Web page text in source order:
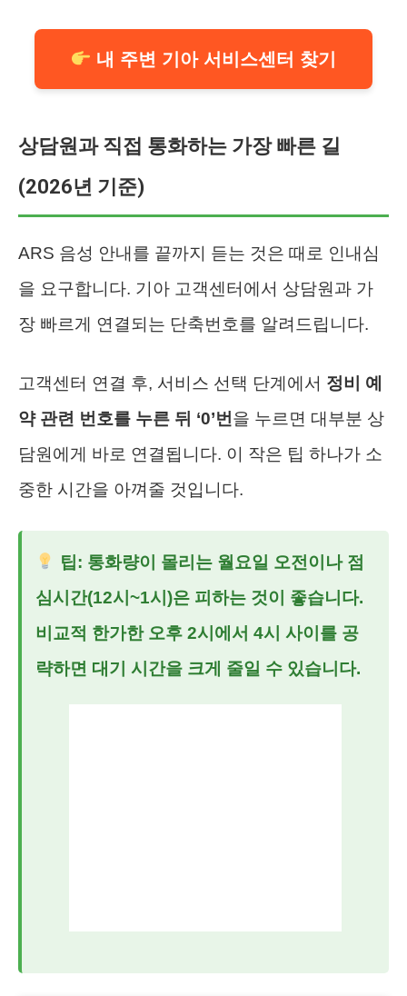
내 주변 기아 서비스센터 찾기
상담원과 직접 통화하는 가장 빠른 길
(2026년 기준)
ARS 음성 안내를 끝까지 듣는 것은 때로 인내심
을 요구합니다. 기아 고객센터에서 상담원과 가
장 빠르게 연결되는 단축번호를 알려드립니다.
고객센터 연결 후, 서비스 선택 단계에서 정비 예
약 관련 번호를 누른 뒤 ‘0’번 을 누르면 대부분 상
담원에게 바로 연결됩니다. 이 작은 팁 하나가 소
중한 시간을 아껴줄 것입니다.
팁: 통화량이 몰리는 월요일 오전이나 점
심시간(12시~1시)은 피하는 것이 좋습니다.
비교적 한가한 오후 2시에서 4시 사이를 공
략하면 대기 시간을 크게 줄일 수 있습니다.